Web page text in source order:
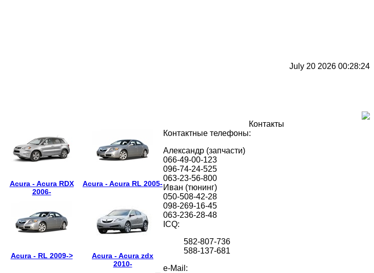
July 20 2026 00:28:24
Acura - Acura RDX
2006-
Acura - Acura RL 2005-
Acura - RL 2009->
Acura - Acura zdx
2010-
Контакты
Контактные телефоны:
Александр (запчасти)
066-49-00-123
096-74-24-525
063-23-56-800
Иван (тюнинг)
050-508-42-28
098-269-16-45
063-236-28-48
ICQ:
582-807-736
588-137-681
e-Mail: